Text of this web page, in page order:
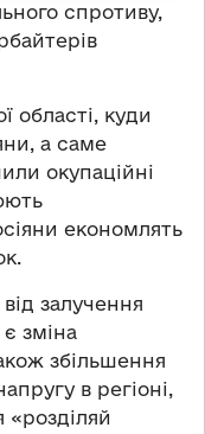
спротиву,
області, куди
а саме
окупаційні
економлять
залучення
є зміна
збільшення
в регіоні,
«розділяй